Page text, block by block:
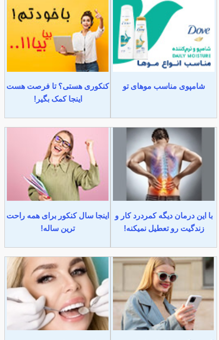
شامپوی مناسب موهای تو
کنکوری هستی؟ تا فرصت هست
اینجا کمک بگیر!
با این درمان دیگه کمردرد کار و
زندگیت رو تعطیل نمیکنه!
اینجا سال کنکور برای همه راحت
ترین ساله!